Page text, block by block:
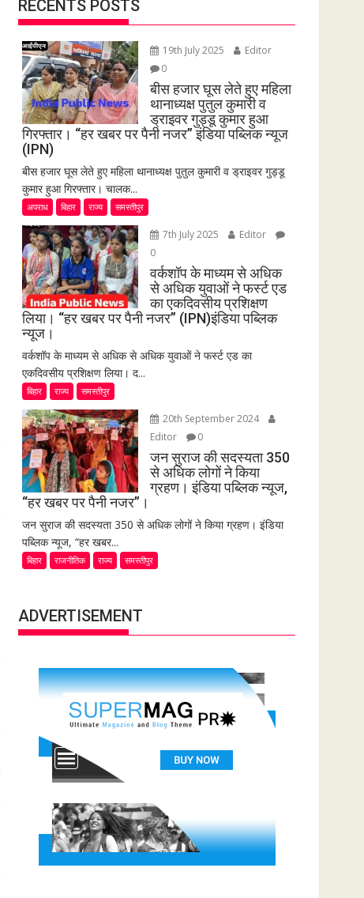
RECENTS POSTS
19th July 2025
Editor
0
बीस हजार घूस लेते हुए महिला
थानाध्यक्ष पुतुल कुमारी व
ड्राइवर गुड्डू कुमार हुआ
गिरफ्तार। “हर खबर पर पैनी नजर” इंडिया पब्लिक न्यूज
(IPN)
बीस हजार घूस लेते हुए महिला थानाध्यक्ष पुतुल कुमारी व ड्राइवर गुड्डू
कुमार हुआ गिरफ्तार। चालक...
अपराध बिहार राज्य समस्तीपुर
7th July 2025
Editor
0
वर्कशॉप के माध्यम से अधिक
से अधिक युवाओं ने फर्स्ट एड
का एकदिवसीय प्रशिक्षण
लिया। “हर खबर पर पैनी नजर” (IPN)इंडिया पब्लिक
न्यूज।
वर्कशॉप के माध्यम से अधिक से अधिक युवाओं ने फर्स्ट एड का
एकदिवसीय प्रशिक्षण लिया। द...
बिहार राज्य समस्तीपुर
20th September 2024
Editor
0
जन सुराज की सदस्यता 350
से अधिक लोगों ने किया
ग्रहण। इंडिया पब्लिक न्यूज,
“हर खबर पर पैनी नजर”।
जन सुराज की सदस्यता 350 से अधिक लोगों ने किया ग्रहण। इंडिया
पब्लिक न्यूज, “हर खबर...
बिहार राजनीतिक राज्य समस्तीपुर
ADVERTISEMENT